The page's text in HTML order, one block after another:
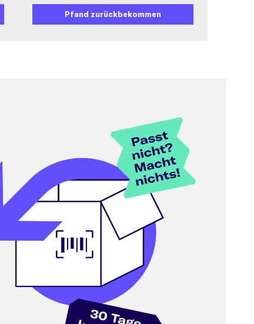
Pfand zurückbekommen